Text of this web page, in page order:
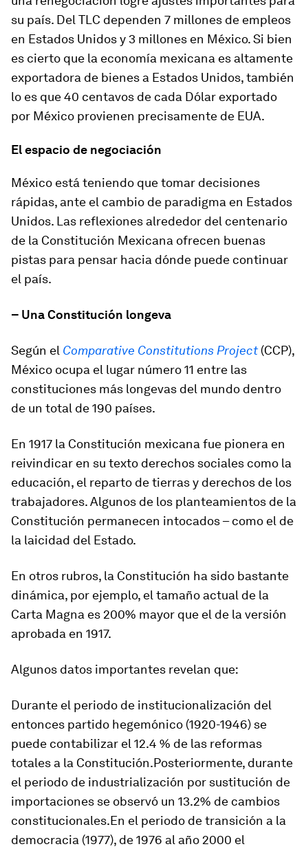
su país. Del TLC dependen 7 millones de empleos
en Estados Unidos y 3 millones en México. Si bien
es cierto que la economía mexicana es altamente
exportadora de bienes a Estados Unidos, también
lo es que 40 centavos de cada Dólar exportado
por México provienen precisamente de EUA.
El espacio de negociación
México está teniendo que tomar decisiones
rápidas, ante el cambio de paradigma en Estados
Unidos. Las reflexiones alrededor del centenario
de la Constitución Mexicana ofrecen buenas
pistas para pensar hacia dónde puede continuar
el país.
– Una Constitución longeva
Según el Comparative Constitutions Project (CCP),
México ocupa el lugar número 11 entre las
constituciones más longevas del mundo dentro
de un total de 190 países.
En 1917 la Constitución mexicana fue pionera en
reivindicar en su texto derechos sociales como la
educación, el reparto de tierras y derechos de los
trabajadores. Algunos de los planteamientos de la
Constitución permanecen intocados – como el de
la laicidad del Estado.
En otros rubros, la Constitución ha sido bastante
dinámica, por ejemplo, el tamaño actual de la
Carta Magna es 200% mayor que el de la versión
aprobada en 1917.
Algunos datos importantes revelan que:
Durante el periodo de institucionalización del
entonces partido hegemónico (1920-1946) se
puede contabilizar el 12.4 % de las reformas
totales a la Constitución.Posteriormente, durante
el periodo de industrialización por sustitución de
importaciones se observó un 13.2% de cambios
constitucionales.En el periodo de transición a la
democracia (1977), de 1976 al año 2000 el